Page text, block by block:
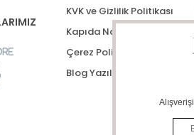
KVK ve Gizlilik Politikası
Kapıda Nakit Ödeme
Çerez Politikası
Blog Yazıları